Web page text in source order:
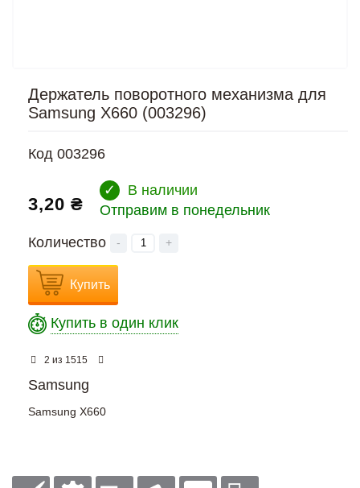
Держатель поворотного механизма для
Samsung X660 (003296)
Код 003296
3,20 ₴
✓
В наличии
Отправим в понедельник
Количество
- +
Купить
Купить в один клик
2 из 1515
Samsung
Samsung X660